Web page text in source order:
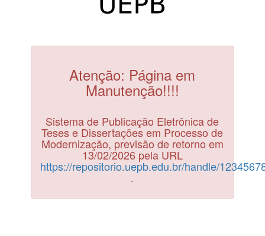
Atenção: Página em
Manutenção!!!!
Sistema de Publicação Eletrônica de
Teses e Dissertações em Processo de
Modernização, previsão de retorno em
13/02/2026 pela URL
https://repositorio.uepb.edu.br/handle/
.